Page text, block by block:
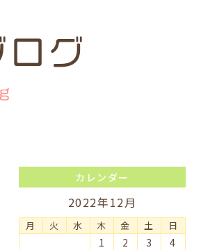
ログ
カレンダー
2022年12月
月 火 水 木 金 土 日
1 2 3
4